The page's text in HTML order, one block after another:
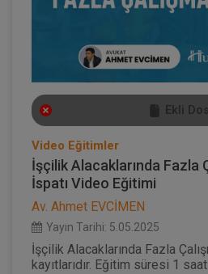
Ekli
Video Eğitimler
İşçilik Alacaklarında Fazla
İspatı Video Eğitimi
Av. Ahmet EVCİMEN
Yayın Tarihi: 5.05.2025
İşçilik Alacaklarında Fazla
kayıtlarıdır. Eğitim süresi 1